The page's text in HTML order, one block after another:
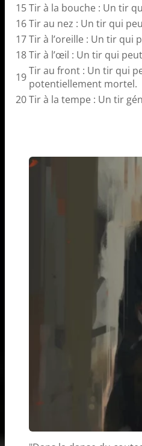
15Tir à la bouche : Un tir
16Tir au nez : Un tir qui
17Tir à l’oreille : Un tir qui
18Tir à l’œil : Un tir qui
19Tir au front : Un tir qui
potentiellement mortel.
20Tir à la tempe : Un tir